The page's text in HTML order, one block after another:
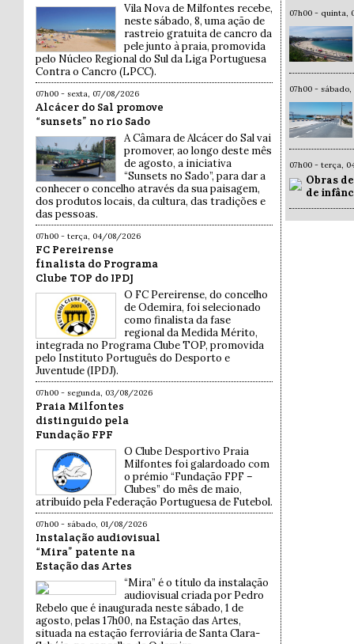
Vila Nova de Milfontes recebe,
neste sábado, 8, uma ação de
rastreio gratuita de cancro da
pele junto à praia, promovida
pelo Núcleo Regional do Sul da Liga Portuguesa
Contra o Cancro (LPCC).
07h00 - sexta, 07/08/2026
Alcácer do Sal promove
“sunsets” no rio Sado
A Câmara de Alcácer do Sal vai
promover, ao longo deste mês
de agosto, a iniciativa
“Sunsets no Sado”, para dar a
conhecer o concelho através da sua paisagem,
dos produtos locais, da cultura, das tradições e
das pessoas.
07h00 - terça, 04/08/2026
FC Pereirense
finalista do Programa
Clube TOP do IPDJ
O FC Pereirense, do concelho
de Odemira, foi selecionado
como finalista da fase
regional da Medida Mérito,
integrada no Programa Clube TOP, promovida
pelo Instituto Português do Desporto e
Juventude (IPDJ).
07h00 - segunda, 03/08/2026
Praia Milfontes
distinguido pela
Fundação FPF
O Clube Desportivo Praia
Milfontes foi galardoado com
o prémio “Fundação FPF –
Clubes” do mês de maio,
atribuído pela Federação Portuguesa de Futebol.
07h00 - sábado, 01/08/2026
Instalação audiovisual
“Mira” patente na
Estação das Artes
“Mira” é o título da instalação
audiovisual criada por Pedro
Rebelo que é inaugurada neste sábado, 1 de
agosto, pelas 17h00, na Estação das Artes,
situada na estação ferroviária de Santa Clara-
07h00 - quinta,
07h00 -
07h00 - terça,
Obras
de